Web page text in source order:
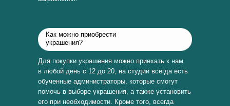
Как можно приобрести
украшения?
Для покупки украшения можно приехать к нам
в любой день с 12 до 20, на студии всегда есть
обученные администраторы, которые смогут
помочь в выборе украшения, а также установить
его при необходимости. Кроме того, всегда